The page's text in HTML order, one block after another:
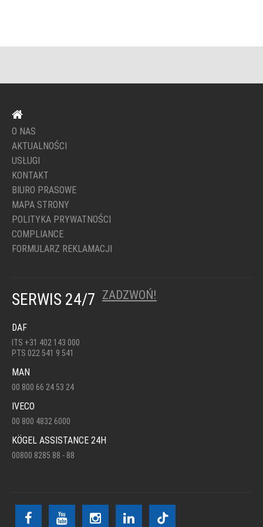
O NAS
AKTUALNOŚCI
USŁUGI
KONTAKT
BIURO PRASOWE
MAPA STRONY
POLITYKA PRYWATNOŚCI
COMPLIANCE
FORMULARZ REKLAMACJI
SERWIS 24/7 ZADZWOŃ!
DAF
ITS +31 402 143 000
PTS 022 541 9 541
MAN
00 800 66 24 53 24
IVECO
00 800 4832 6000
KÖGEL ASSISTANCE 24H
00800 8285 88 - 88